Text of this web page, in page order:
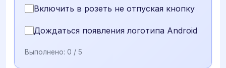
Включить в розеть не отпуская кнопку
Дождаться появления логотипа Android
Выполнено: 0 / 5